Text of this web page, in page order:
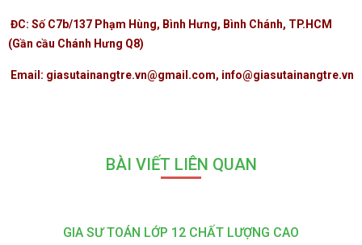
ĐC: Số C7b/137 Phạm Hùng, Bình Hưng, Bình Chánh, TP.HCM
(Gần cầu Chánh Hưng Q8)
Email: giasutainangtre.vn@gmail.com, info@giasutainangtre.vn
BÀI VIẾT LIÊN QUAN
GIA SƯ TOÁN LỚP 12 CHẤT LƯỢNG CAO